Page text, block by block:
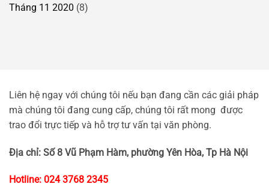
Tháng 11 2020 (8)
Liên hệ ngay với chúng tôi nếu bạn đang cần các giải pháp
mà chúng tôi đang cung cấp, chúng tôi rất mong được
trao đổi trực tiếp và hỗ trợ tư vấn tại văn phòng.
Địa chỉ: Số 8 Vũ Phạm Hàm, phường Yên Hòa, Tp Hà Nội
Hotline: 024 3768 2345